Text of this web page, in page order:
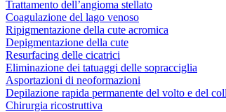
Trattamento dell’angioma stellato
Coagulazione del lago venoso
Ripigmentazione della cute acromica
Depigmentazione della cute
Resurfacing delle cicatrici
Eliminazione dei tatuaggi delle sopracciglia
Asportazioni di neoformazioni
Depilazione rapida permanente del volto e del
Chirurgia ricostruttiva